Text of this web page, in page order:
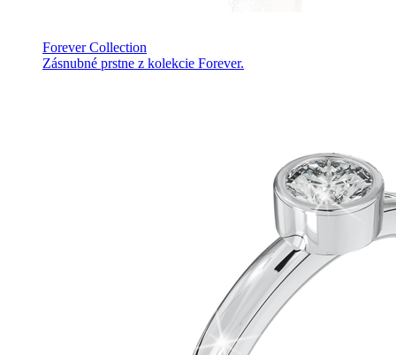
Forever Collection
Zásnubné prstne z kolekcie Forever.